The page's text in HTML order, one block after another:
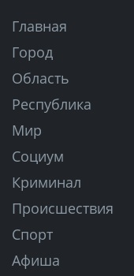
Главная
Город
Область
Республика
Мир
Социум
Криминал
Происшествия
Спорт
Афиша